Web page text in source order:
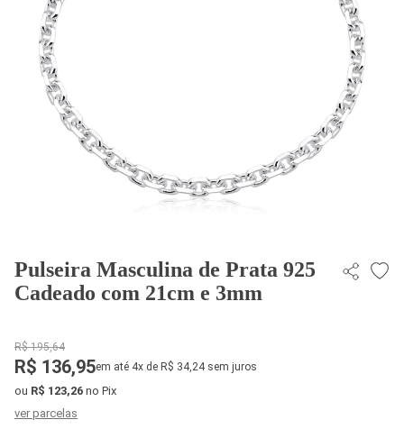
Pulseira Masculina de Prata 925
Cadeado com 21cm e 3mm
R$ 195,64
R$ 136,95em até 4x de R$ 34,24 sem juros
ou R$ 123,26 no Pix
ver parcelas